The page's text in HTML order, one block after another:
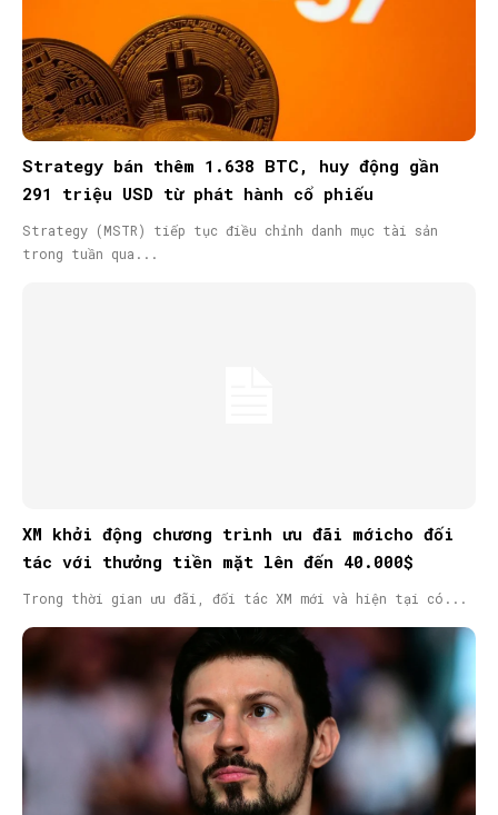
Strategy bán thêm 1.638 BTC, huy động gần
291 triệu USD từ phát hành cổ phiếu
Strategy (MSTR) tiếp tục điều chỉnh danh mục tài sản
trong tuần qua...
XM khởi động chương trình ưu đãi mớicho đối
tác với thưởng tiền mặt lên đến 40.000$
Trong thời gian ưu đãi, đối tác XM mới và hiện tại có...